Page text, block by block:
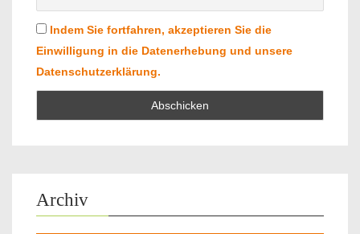
Indem Sie fortfahren, akzeptieren Sie die
Einwilligung in die Datenerhebung und unsere
Datenschutzerklärung.
Archiv